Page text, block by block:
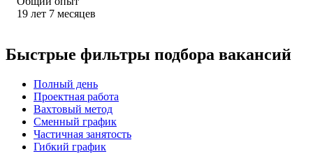
19 лет 7 месяцев
Быстрые фильтры подбора вакансий
Полный день
Проектная работа
Вахтовый метод
Сменный график
Частичная занятость
Гибкий график